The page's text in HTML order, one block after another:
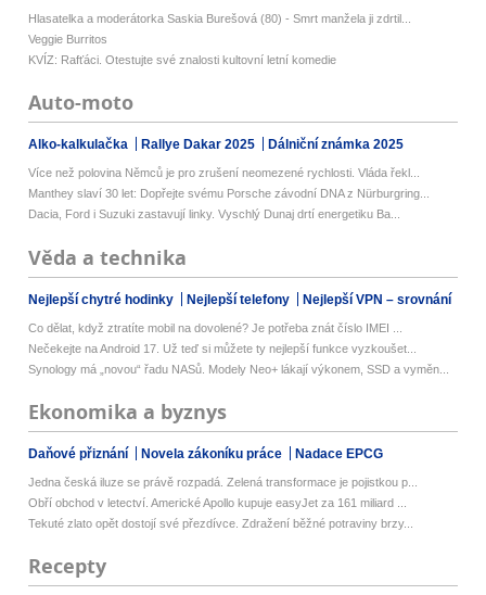
Hlasatelka a moderátorka Saskia Burešová (80) - Smrt manžela ji zdrtil...
Veggie Burritos
KVÍZ: Rafťáci. Otestujte své znalosti kultovní letní komedie
Auto-moto
Alko-kalkulačka Rallye Dakar 2025 Dálniční známka 2025
Více než polovina Němců je pro zrušení neomezené rychlosti. Vláda řekl...
Manthey slaví 30 let: Dopřejte svému Porsche závodní DNA z Nürburgring...
Dacia, Ford i Suzuki zastavují linky. Vyschlý Dunaj drtí energetiku Ba...
Věda a technika
Nejlepší chytré hodinky Nejlepší telefony Nejlepší VPN – srovnání
Co dělat, když ztratíte mobil na dovolené? Je potřeba znát číslo IMEI ...
Nečekejte na Android 17. Už teď si můžete ty nejlepší funkce vyzkoušet...
Synology má „novou“ řadu NASů. Modely Neo+ lákají výkonem, SSD a vyměn...
Ekonomika a byznys
Daňové přiznání Novela zákoníku práce Nadace EPCG
Jedna česká iluze se právě rozpadá. Zelená transformace je pojistkou p...
Obří obchod v letectví. Americké Apollo kupuje easyJet za 161 miliard ...
Tekuté zlato opět dostojí své přezdívce. Zdražení běžné potraviny brzy...
Recepty